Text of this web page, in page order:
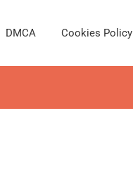
DMCA Cookies Policy